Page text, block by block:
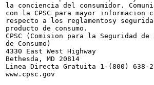
la conciencia del consumidor.
con la CPSC para mayor informacion
respecto a los reglamentosy
producto de consumo.
CPSC (Comision para la Seguridad
de Consumo)
4330 East West Highway
Bethesda, MD 20814
Linea Directa Gratuita 1-(800) 638-
www.cpsc.gov